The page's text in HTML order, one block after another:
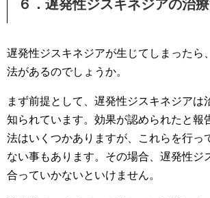
６．遅発性ジスキネジアの治
遅発性ジスキネジアが生じてしまったら
法があるのでしょうか。
まず前提として、遅発性ジスキネジアは
知られています。効果が認められたと報
法はいくつかありますが、これらを行っ
ない事もあります。その場合、遅発性ジ
合っていかないといけません。